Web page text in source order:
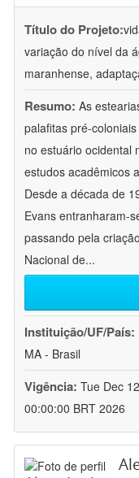
Título do Projeto:
variação do nível da
maranhense,
Resumo: As
palafitas pré-
no estuário ocidental
estudos acadêmicos
Desde a década de
Evans entranharam-
passando pela
Nacional de...
Instituição/UF/País:
MA - Brasil
Vigência: Tue Dec
00:00:00 BRT 2026